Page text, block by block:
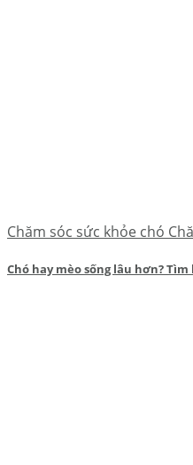
Chăm sóc sức khỏe chó
Chó hay mèo sống lâu hơn?